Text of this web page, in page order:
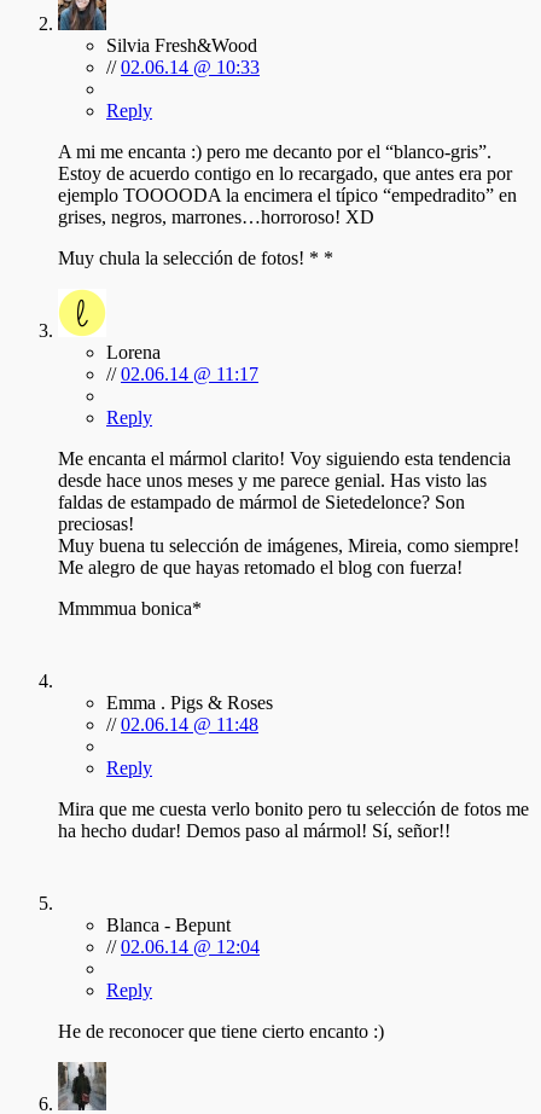
Silvia Fresh&Wood
//02.06.14 @ 10:33
Reply
A mi me encanta :) pero me decanto por el “blanco-gris”.
Estoy de acuerdo contigo en lo recargado, que antes era por
ejemplo TOOOODA la encimera el típico “empedradito” en
grises, negros, marrones…horroroso! XD
Muy chula la selección de fotos! * *
Lorena
//02.06.14 @ 11:17
Reply
Me encanta el mármol clarito! Voy siguiendo esta tendencia
desde hace unos meses y me parece genial. Has visto las
faldas de estampado de mármol de Sietedelonce? Son
preciosas!
Muy buena tu selección de imágenes, Mireia, como siempre!
Me alegro de que hayas retomado el blog con fuerza!
Mmmmua bonica*
Emma . Pigs & Roses
//02.06.14 @ 11:48
Reply
Mira que me cuesta verlo bonito pero tu selección de fotos me
ha hecho dudar! Demos paso al mármol! Sí, señor!!
Blanca - Bepunt
//02.06.14 @ 12:04
Reply
He de reconocer que tiene cierto encanto :)